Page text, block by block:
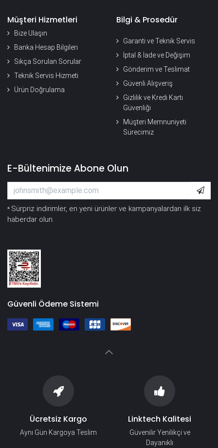
Müşteri Hizmetleri
Bize Ulaşın
Banka Hesap Bilgileri
Sıkça Sorulan Sorular
Teknik Servis Hizmeti
Ürün Doğrulama
Bilgi & Prosedür
Garanti ve Teknik Servis
İptal & İade ve Değişim
Gönderim ve Teslimat
Güvenli Alışveriş
Gizlilik ve Kredi Kartı
Güvenliği
Müşteri Memnuniyeti
Sürecimiz
E-Bültenimize Abone Olun
* Sürpriz indirimler, en yeni ürünler ve kampanyalardan ilk siz
haberdar olun.
Güvenli Ödeme Sistemi
Ücretsiz Kargo
Aynı Gün Kargoya Teslim
Linktech Kalitesi
Güvenilir Yenilikçi ve
Dayanıklı